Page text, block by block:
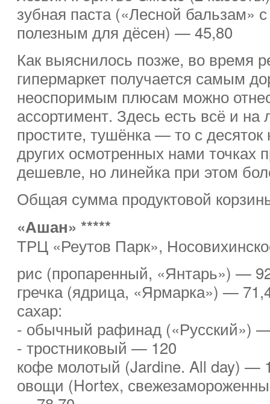
зубная паста («Лесной бальзам»
полезным для дёсен) — 45,80
Как выяснилось позже, во время
гипермаркет получается самым
неоспоримым плюсам можно
ассортимент. Здесь есть всё и
простите, тушёнка — то с
других осмотренных нами точках
дешевле, но линейка при этом
Общая сумма продуктовой
«Ашан» *****
ТРЦ «Реутов Парк»,
рис (пропаренный, «Янтарь») —
гречка (ядрица, «Ярмарка») —
сахар:
- обычный рафинад («Русский»)
- тростниковый — 120
кофе молотый (Jardine. All day) —
овощи (Hortex,